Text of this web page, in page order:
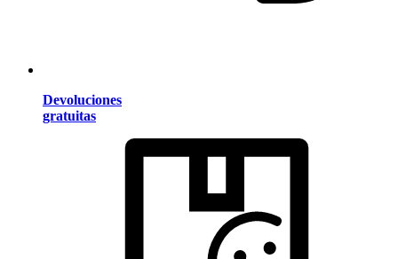
Devoluciones
gratuitas